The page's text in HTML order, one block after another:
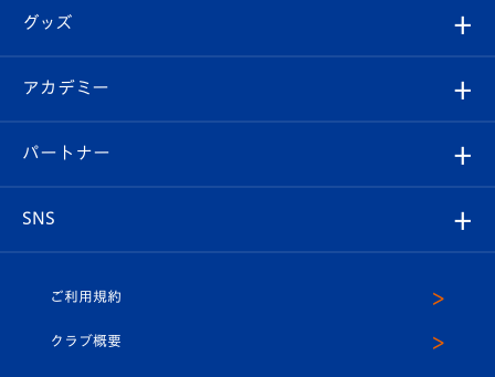
チケット
イベント
メディア
ホームタウン
スタッフプロフィール
マスコット紹介
Revive Team
ヴィヴィくんの長崎おもてなしガイド
フォトギャラリー
スタジアムグルメ
チケット
V-LOVERS（ファンクラブ）
プレイヤーズスイート
グッズ
オンラインショップ
店舗情報
アカデミー
育成からのお知らせ
U-18
パートナー
SNS
ヴィヴィくんインスタグラム
ご利用規約
クラブ概要